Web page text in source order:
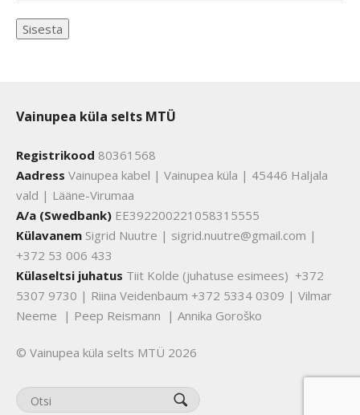
Vainupea küla selts MTÜ
Registrikood 80361568
Aadress Vainupea kabel | Vainupea küla | 45446 Haljala
vald | Lääne-Virumaa
A/a (Swedbank) EE392200221058315555
Külavanem Sigrid Nuutre | sigrid.nuutre@gmail.com |
+372 53 006 433
Külaseltsi juhatus Tiit Kolde (juhatuse esimees) +372
5307 9730 | Riina Veidenbaum +372 5334 0309 | Vilmar
Neeme | Peep Reismann | Annika Goroško
© Vainupea küla selts MTÜ 2026